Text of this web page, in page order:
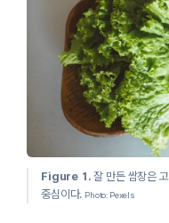
Figure 1. 잘 만든 쌈장은
중심이다. Photo: Pexels